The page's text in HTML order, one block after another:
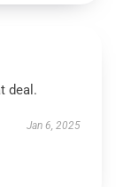
deal.
Jan 6, 2025